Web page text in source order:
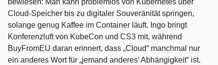
bewiesen: Man kann problemlos von Kubernetes über
Cloud-Speicher bis zu digitaler Souveränität springen,
solange genug Kaffee im Container läuft. Ingo bringt
Konferenzluft von KubeCon und CS3 mit, während
BuyFromEU daran erinnert, dass „Cloud“ manchmal nur
ein anderes Wort für „jemand anderes’ Abhängigkeit“ ist.